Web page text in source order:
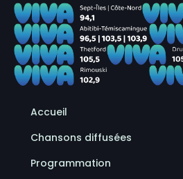
Accueil
Chansons diffusées
Programmation